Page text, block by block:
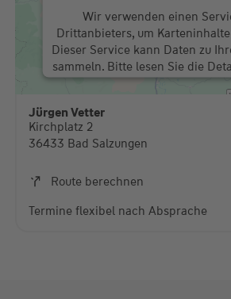
Wir verwenden einen
Drittanbieters, um
Dieser Service kann Daten zu
sammeln. Bitte lesen Sie die
stimmen Sie der Nutzung des
diese Karte
Platform
Jürgen Vetter
Kirchplatz 2
36433 Bad Salzungen
Route berechnen
Termine flexibel nach Absprache